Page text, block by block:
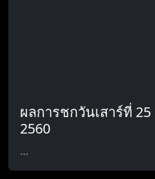
ผลการชกวันเสาร์ที่
2560
...